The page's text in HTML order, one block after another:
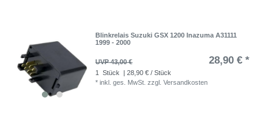
Blinkrelais Suzuki GSX 1200 Inazuma A31111
1999 - 2000
UVP 43,00 € 28,90 € *
1 Stück
| 28,90 € / Stück
*inkl. ges. MwSt. zzgl.Versandkosten